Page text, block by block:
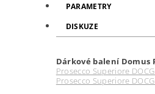
PARAMETRY
DISKUZE
Dárkové baleníDomus
Prosecco Superiore
Prosecco Superiore